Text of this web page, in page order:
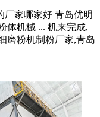
厂家哪家好 青岛优明
体机械 ... 机来完成,
磨粉机制粉厂家,青岛